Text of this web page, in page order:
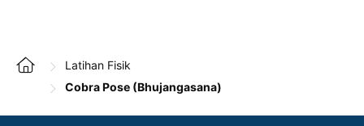
Latihan Fisik
Cobra Pose (Bhujangasana)